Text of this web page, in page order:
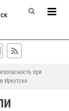
при
Иркутске